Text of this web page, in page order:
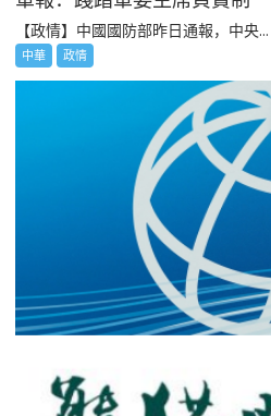
【政情】中國國防部昨日通報，中央...
中華 政情